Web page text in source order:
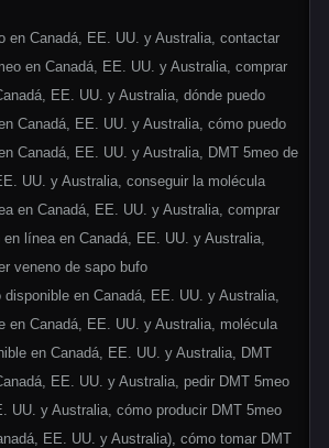
en Canadá, EE. UU. y Australia, contactar
en Canadá, EE. UU. y Australia, comprar
EE. UU. y Australia, dónde puedo
Canadá, EE. UU. y Australia, cómo puedo
Canadá, EE. UU. y Australia, DMT 5meo de
UU. y Australia, conseguir la molécula
en Canadá, EE. UU. y Australia, comprar
línea en Canadá, EE. UU. y Australia,
veneno de sapo bufo
disponible en Canadá, EE. UU. y Australia,
en Canadá, EE. UU. y Australia, molécula
en Canadá, EE. UU. y Australia, DMT
EE. UU. y Australia, pedir DMT 5meo
UU. y Australia, cómo producir DMT 5meo
EE. UU. y Australia), cómo tomar DMT